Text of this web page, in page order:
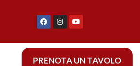
PRENOTA UN TAVOLO